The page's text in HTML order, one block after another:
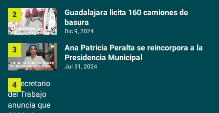
Guadalajara licita 160 camiones de
basura
Dic 9, 2024
Ana Patricia Peralta se reincorpora a la
Presidencia Municipal
Jul 31, 2024